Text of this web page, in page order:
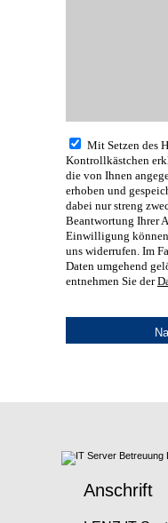
Mit Setzen des
Kontrollkästchen
die von Ihnen
erhoben und
dabei nur streng
Beantwortung Ihrer
Einwilligung
uns widerrufen. Im
Daten umgehend
entnehmen Sie der
Anschrift